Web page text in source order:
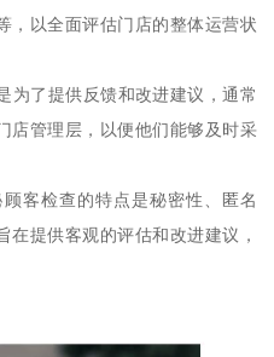
，以全面评估门店的整体运营状
为了提供反馈和改进建议，通常
店管理层，以便他们能够及时采
客检查的特点是秘密性、匿名
在提供客观的评估和改进建议，